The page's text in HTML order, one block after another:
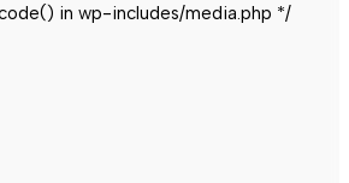
in wp-includes/media.php */